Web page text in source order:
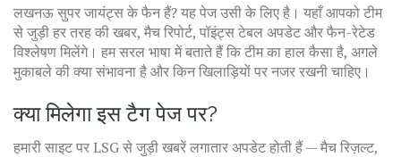
लखनऊ सुपर जायंट्स के फैन हैं? यह पेज उसी के लिए है। यहाँ आपको टीम
से जुड़ी हर तरह की खबर, मैच रिपोर्ट, पॉइंट्स टेबल अपडेट और फैन-रेटेड
विश्लेषण मिलेंगे। हम सरल भाषा में बताते हैं कि टीम का हाल कैसा है, अगले
मुकाबले की क्या संभावना है और किन खिलाड़ियों पर नजर रखनी चाहिए।
क्या मिलेगा इस टैग पेज पर?
हमारी साइट पर LSG से जुड़ी खबरें लगातार अपडेट होती हैं — मैच रिज़ल्ट,